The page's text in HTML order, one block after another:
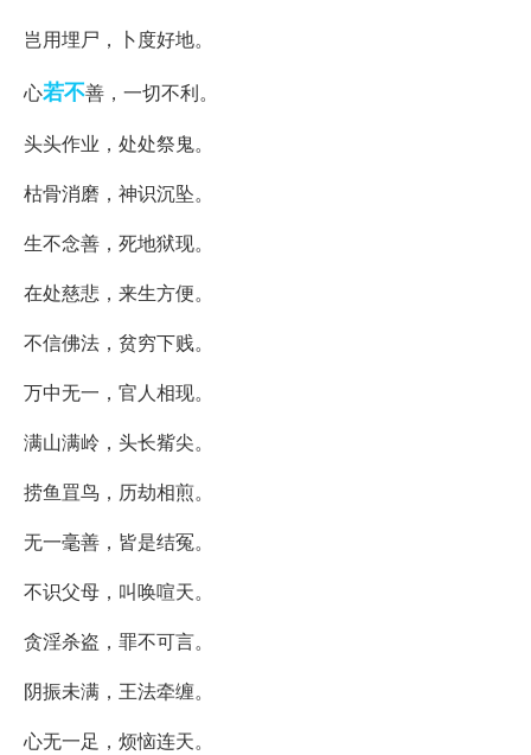
岂用埋尸，卜度好地。
心若不善，一切不利。
头头作业，处处祭鬼。
枯骨消磨，神识沉坠。
生不念善，死地狱现。
在处慈悲，来生方便。
不信佛法，贫穷下贱。
万中无一，官人相现。
满山满岭，头长觜尖。
捞鱼罝鸟，历劫相煎。
无一毫善，皆是结冤。
不识父母，叫唤喧天。
贪淫杀盗，罪不可言。
阴振未满，王法牵缠。
心无一足，烦恼连天。